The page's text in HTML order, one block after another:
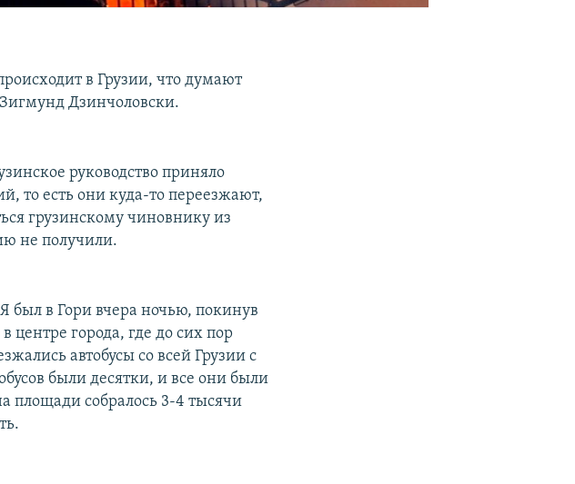
в Грузии, что думают
Дзинчоловски.
руководство приняло
то есть они куда-то переезжают,
грузинскому чиновнику из
не получили.
был в Гори вчера ночью, покинув
центре города, где до сих пор
автобусы со всей Грузии с
были десятки, и все они были
площади собралось 3-4 тысячи